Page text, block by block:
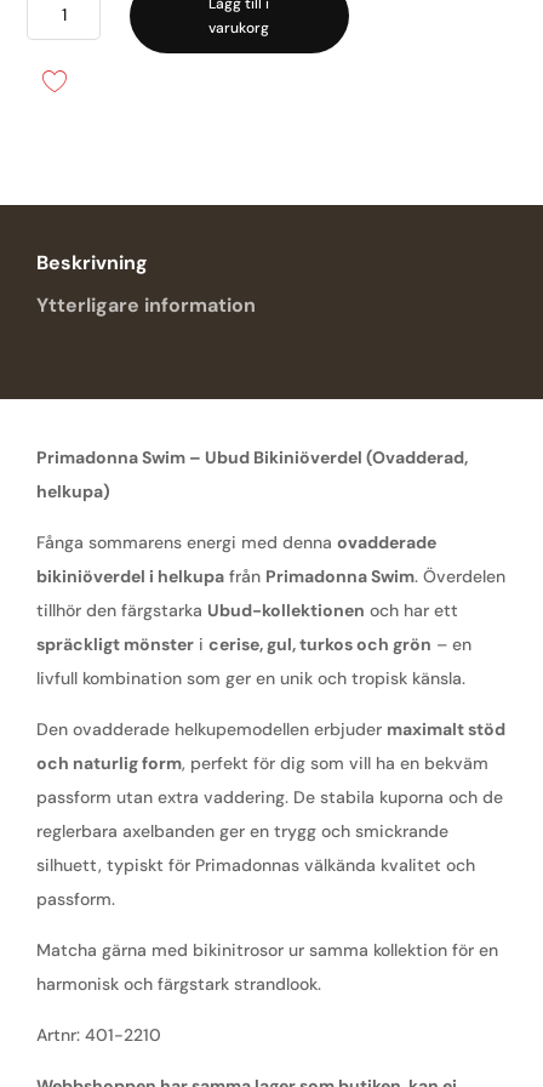
ovadderad
varukorg
Beskrivning
Ytterligare information
Primadonna Swim – Ubud Bikiniöverdel (Ovadderad,
helkupa)
Fånga sommarens energi med denna ovadderade
bikiniöverdel i helkupa från Primadonna Swim. Överdelen
tillhör den färgstarka Ubud-kollektionen och har ett
spräckligt mönster i cerise, gul, turkos och grön – en
livfull kombination som ger en unik och tropisk känsla.
Den ovadderade helkupemodellen erbjuder maximalt stöd
och naturlig form, perfekt för dig som vill ha en bekväm
passform utan extra vaddering. De stabila kuporna och de
reglerbara axelbanden ger en trygg och smickrande
silhuett, typiskt för Primadonnas välkända kvalitet och
passform.
Matcha gärna med bikinitrosor ur samma kollektion för en
harmonisk och färgstark strandlook.
Artnr: 401-2210